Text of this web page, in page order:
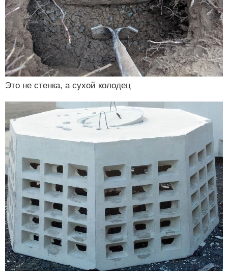
Это не стенка, а сухой колодец